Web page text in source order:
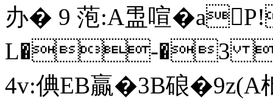
办� 9 萢:A盄喧
L�-�3 
4v:倎EB贏�3B硠